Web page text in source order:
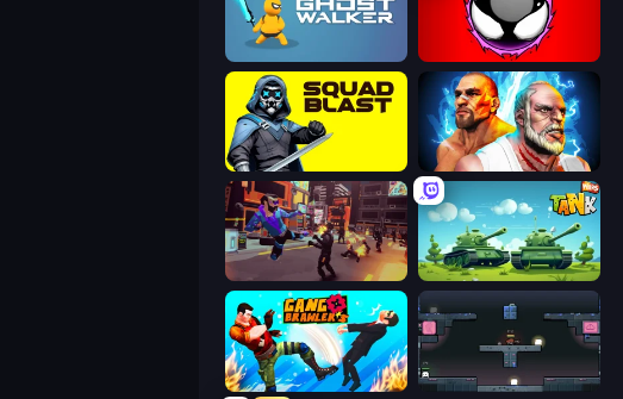
Splatmans
SquadBlast Fighter Legends Duo
Cyber Rage: Retribution Tank Wars
Gang Brawlers Arena